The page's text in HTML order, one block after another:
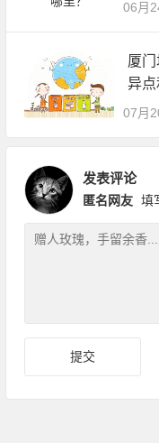
06月
厦
异点
07月
发表评论
匿名网友 填